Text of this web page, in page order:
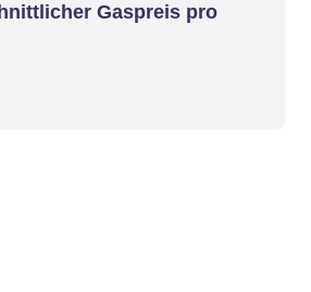
Gaspreis pro